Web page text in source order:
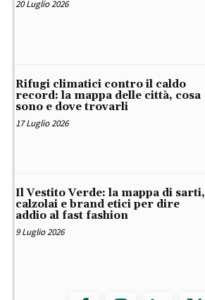
20 Luglio 2026
Rifugi climatici contro il caldo
record: la mappa delle città, cosa
sono e dove trovarli
17 Luglio 2026
Il Vestito Verde: la mappa di sarti,
calzolai e brand etici per dire
addio al fast fashion
9 Luglio 2026